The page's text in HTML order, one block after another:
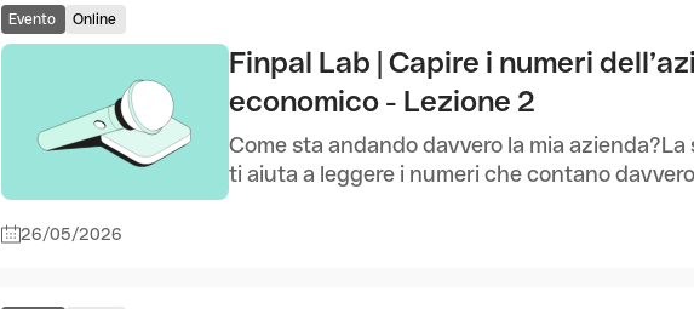
Evento Online
Finpal Lab | Capire i numeri
economico - Lezione 2
Come sta andando davvero la mia
ti aiuta a leggere i numeri che contano
26/05/2026